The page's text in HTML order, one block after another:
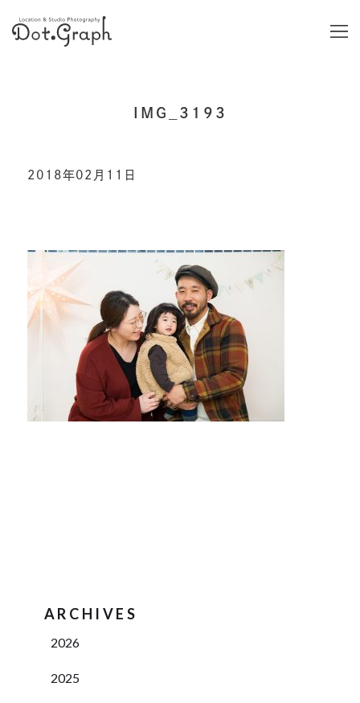
IMG_3193
2018年02月11日
ARCHIVES
2026
2025